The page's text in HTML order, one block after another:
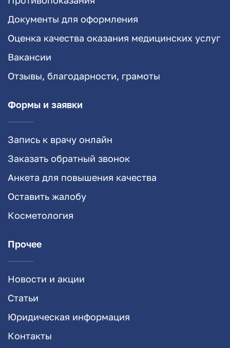
Документы для оформления
Оценка качества оказания медицинских услуг
Вакансии
Отзывы, благодарности, грамоты
Формы и заявки
Запись к врачу онлайн
Заказать обратный звонок
Анкета для повышения качества
Оставить жалобу
Косметология
Прочее
Новости и акции
Статьи
Юридическая информация
Контакты